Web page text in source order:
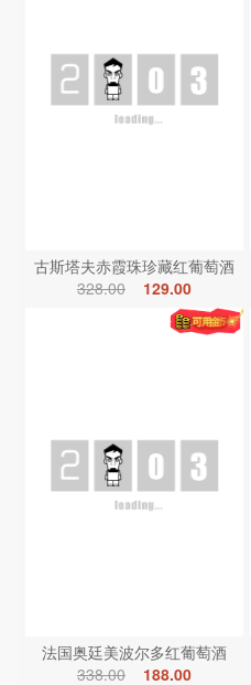
古斯塔夫赤霞珠珍藏红葡萄酒
328.00
129.00
法国奥廷美波尔多红葡萄酒
338.00
188.00